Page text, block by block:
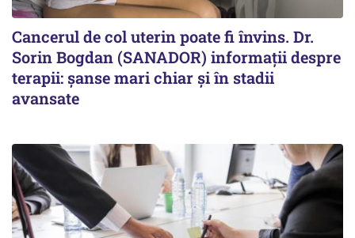
Cancerul de col uterin poate fi învins. Dr.
Sorin Bogdan (SANADOR) informații despre
terapii: șanse mari chiar și în stadii
avansate